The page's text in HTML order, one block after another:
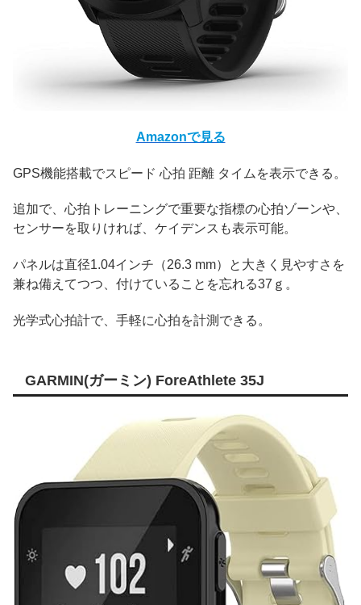
Amazonで見る
GPS機能搭載でスピード 心拍 距離 タイムを表示できる。
追加で、心拍トレーニングで重要な指標の心拍ゾーンや、
センサーを取りければ、ケイデンスも表示可能。
パネルは直径1.04インチ（26.3 mm）と大きく見やすさを
兼ね備えてつつ、付けていることを忘れる37ｇ。
光学式心拍計で、手軽に心拍を計測できる。
GARMIN(ガーミン) ForeAthlete 35J